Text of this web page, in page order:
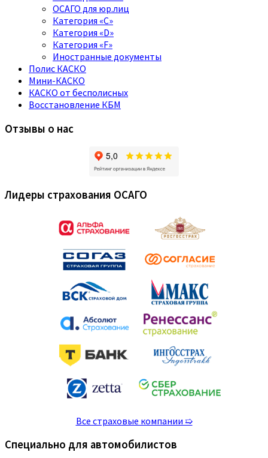
ОСАГО для юр.лиц
Категория «C»
Категория «D»
Категория «F»
Иностранные документы
Полис КАСКО
Мини-КАСКО
КАСКО от бесполисных
Восстановление КБМ
Отзывы о нас
Лидеры страхования ОСАГО
Все страховые компании ➯
Специально для автомобилистов